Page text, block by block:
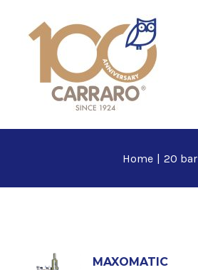
Home | 20 bar
MAXOMATIC